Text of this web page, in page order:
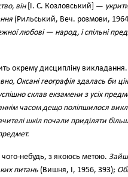
він[І. С. Козловський] —
(Рильський, Веч. розмови,
любові — народ, і спільні
окрему дисципліну викладання.
Оксані географія здалась би
склав екзамени з усіх
часом дещо поліпшилося
шкіл почали приділяти
небудь, з якоюсь метою.
питань (Вишня, І, 1956, 393);